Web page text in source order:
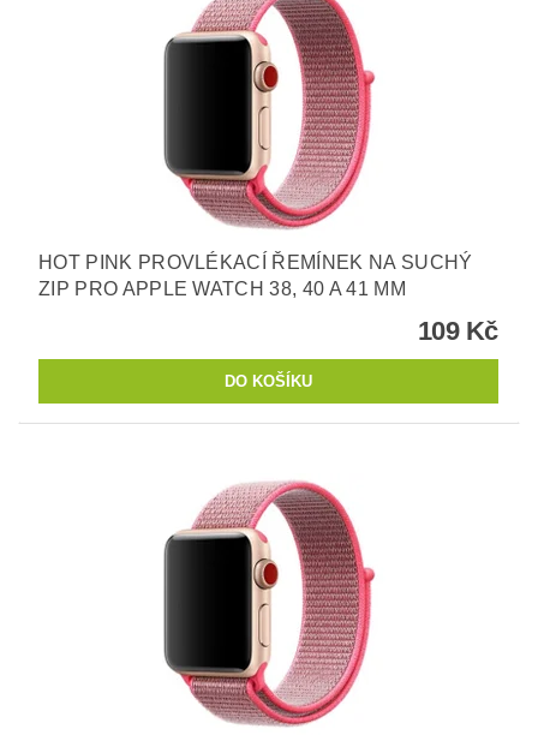
HOT PINK PROVLÉKACÍ ŘEMÍNEK NA SUCHÝ
ZIP PRO APPLE WATCH 38, 40 A 41 MM
109 Kč